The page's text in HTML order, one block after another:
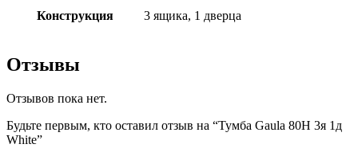
Конструкция 3 ящика, 1 дверца
Отзывы
Отзывов пока нет.
Будьте первым, кто оставил отзыв на “Тумба Gaula 80Н 3я 1д
White”